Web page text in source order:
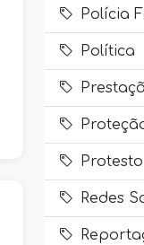
Polícia
Política
Protesto
Redes